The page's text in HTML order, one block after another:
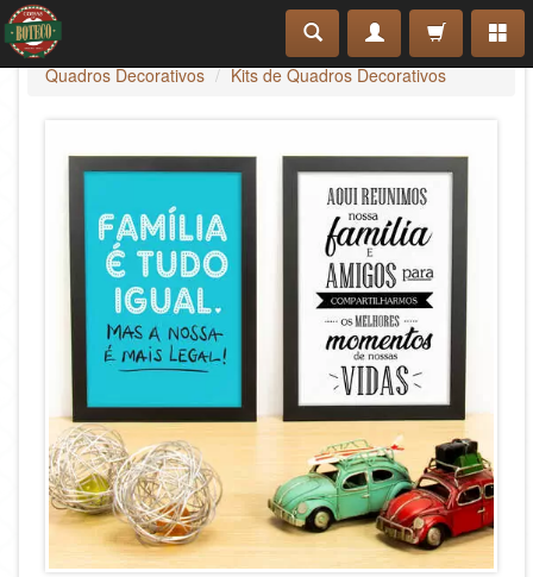
Quadros Decorativos Kits de Quadros Decorativos